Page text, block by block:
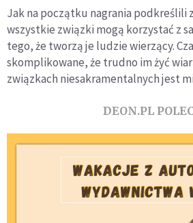
Jak na początku nagrania podkreślili
wszystkie związki mogą korzystać z
tego, że tworzą je ludzie wierzący.
skomplikowane, że trudno im żyć
związkach niesakramentalnych jest
DEON.PL